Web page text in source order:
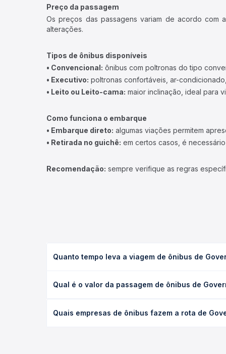
Preço da passagem
Os preços das passagens variam de acordo com
alterações.
Tipos de ônibus disponíveis
• Convencional: ônibus com poltronas do tipo
• Executivo: poltronas confortáveis, ar-
• Leito ou Leito-cama: maior inclinação, ideal para
Como funciona o embarque
• Embarque direto: algumas viações permitem
• Retirada no guichê: em certos casos, é
Recomendação: sempre verifique as regras
Quanto tempo leva a viagem de ônibus de
(convencional, executivo ou leito) e as condições
Qual é o valor da passagem de ônibus de
empresa, o tipo de poltrona e a antecedência da
Quais empresas de ônibus fazem a rota de